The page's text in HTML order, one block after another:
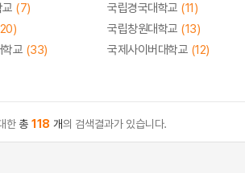
(7) 국립경국대학교 (11)
국립창원대학교 (13)
교 (33) 국제사이버대학교 (12)
한총 118 개의 검색결과가 있습니다.